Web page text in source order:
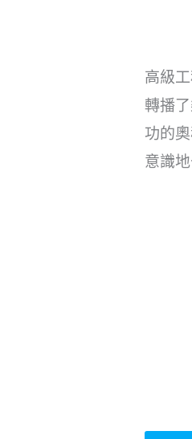
高級
轉播
功的
意識